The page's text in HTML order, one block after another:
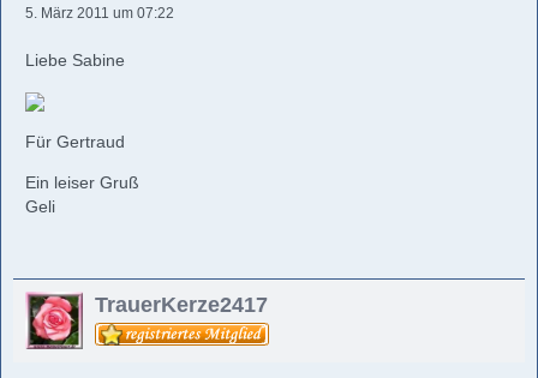
5. März 2011 um 07:22
Liebe Sabine
Für Gertraud
Ein leiser Gruß
Geli
TrauerKerze2417